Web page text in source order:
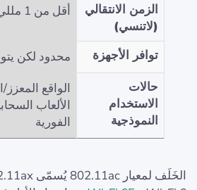
الزمن الانتقالي
(لاتنسي)
أقل من 1 مللي ثانية
توافر الأجهزة
محدود لكن
حالات
الاستخدام
النموذجية
الواقع
الألعاب
الفورية